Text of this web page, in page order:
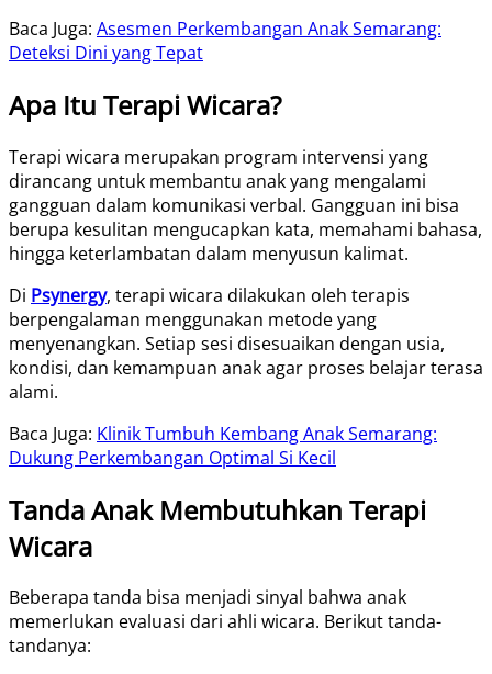
Baca Juga: Asesmen Perkembangan Anak Semarang:
Deteksi Dini yang Tepat
Apa Itu Terapi Wicara?
Terapi wicara merupakan program intervensi yang
dirancang untuk membantu anak yang mengalami
gangguan dalam komunikasi verbal. Gangguan ini bisa
berupa kesulitan mengucapkan kata, memahami bahasa,
hingga keterlambatan dalam menyusun kalimat.
Di Psynergy, terapi wicara dilakukan oleh terapis
berpengalaman menggunakan metode yang
menyenangkan. Setiap sesi disesuaikan dengan usia,
kondisi, dan kemampuan anak agar proses belajar terasa
alami.
Baca Juga: Klinik Tumbuh Kembang Anak Semarang:
Dukung Perkembangan Optimal Si Kecil
Tanda Anak Membutuhkan Terapi
Wicara
Beberapa tanda bisa menjadi sinyal bahwa anak
memerlukan evaluasi dari ahli wicara. Berikut tanda-
tandanya: